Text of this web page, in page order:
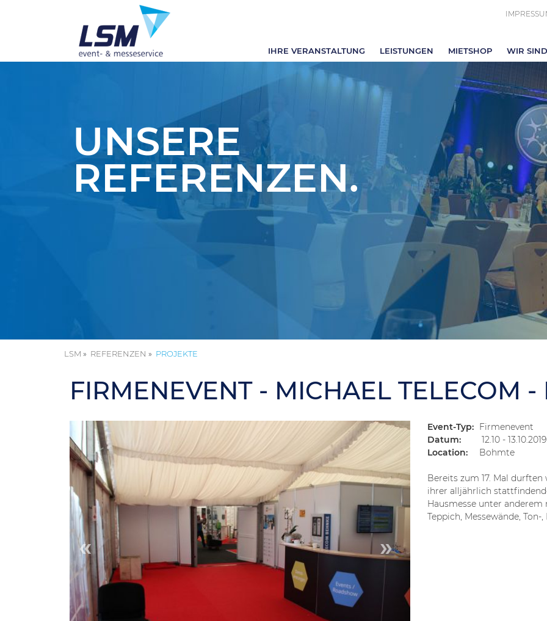
IHRE VERANSTALTUNG LEISTUNGEN MIETSHOP WIR
LSM REFERENZEN PROJEKTE
UNSERE
REFERENZEN.
FIRMENEVENT - MICHAEL TELECOM -
« »
Event-Typ: Firmenevent
Datum:
12.10 - 13.10.2019
Location:
Bohmte
Bereits zum 17. Mal
ihrer alljährlich
Hausmesse unter
Teppich, Messewände,